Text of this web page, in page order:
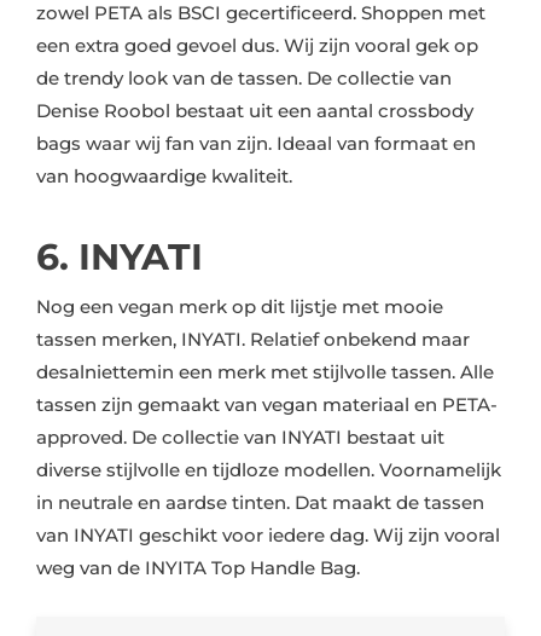
zowel PETA als BSCI gecertificeerd. Shoppen met
een extra goed gevoel dus. Wij zijn vooral gek op
de trendy look van de tassen. De collectie van
Denise Roobol bestaat uit een aantal crossbody
bags waar wij fan van zijn. Ideaal van formaat en
van hoogwaardige kwaliteit.
6. INYATI
Nog een vegan merk op dit lijstje met mooie
tassen merken, INYATI. Relatief onbekend maar
desalniettemin een merk met stijlvolle tassen. Alle
tassen zijn gemaakt van vegan materiaal en PETA-
approved. De collectie van INYATI bestaat uit
diverse stijlvolle en tijdloze modellen. Voornamelijk
in neutrale en aardse tinten. Dat maakt de tassen
van INYATI geschikt voor iedere dag. Wij zijn vooral
weg van de INYITA Top Handle Bag.